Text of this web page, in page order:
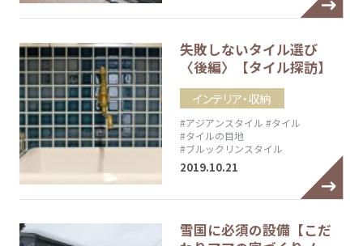
失敗しないタイル選び
〈後編〉【タイル探訪】
インテリア・収納
#アジアンスタイル #タイル
#タイルの目地
#ブルックリンスタイル
2019.10.21
雪国に必須の設備【こだ